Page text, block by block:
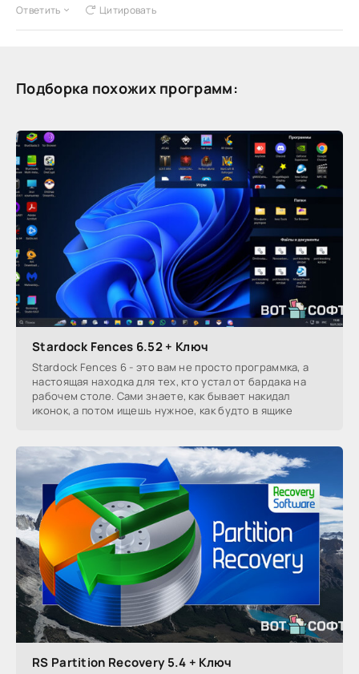
Ответить Цитировать
Подборка похожих программ:
Stardock Fences 6.52 + Ключ
Stardock Fences 6 - это вам не просто программка, а
настоящая находка для тех, кто устал от бардака на
рабочем столе. Сами знаете, как бывает накидал
иконок, а потом ищешь нужное, как будто в ящике
RS Partition Recovery 5.4 + Ключ